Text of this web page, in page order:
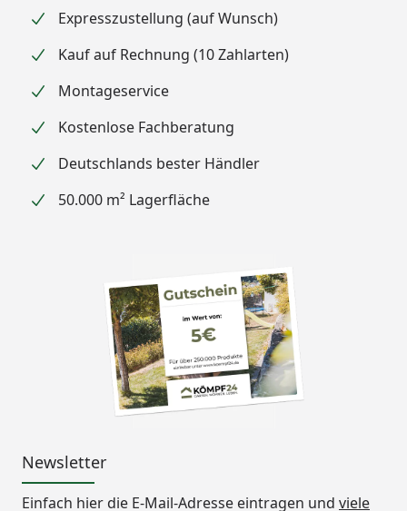
Expresszustellung (auf Wunsch)
Kauf auf Rechnung (10 Zahlarten)
Montageservice
Kostenlose Fachberatung
Deutschlands bester Händler
50.000 m² Lagerfläche
Newsletter
Einfach hier die E-Mail-Adresse eintragen und viele